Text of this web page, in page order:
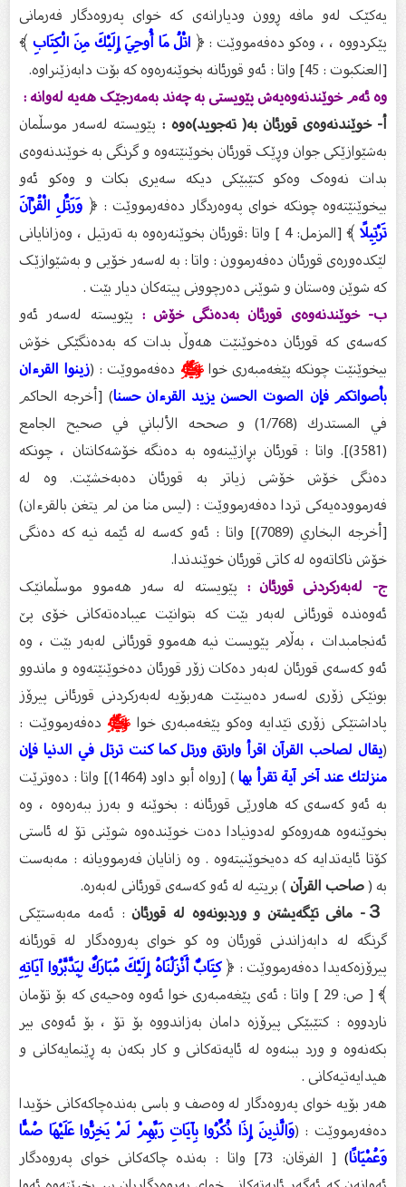
یەکێک لەو مافە ڕوون ودیارانەی کە خوای پەروەدگار فەرمانی
پێکردووە ، ، وەکو دەفەمووێت : ﴿ اتْلُ مَا أُوحِيَ إِلَيْكَ مِنَ الْكِتَابِ﴾
[العنكبوت : 45] واتا : ئەو قورئانە بخوێنەرەوە کە بۆت دابەزێنراوە.
وە ئەم خوێندنەوەیەش پێویستی بە چەند بەمەرجێک هەیە لەوانە :
‌أ- خوێندنەوەی قورئان بە( تەجوید)ەوە :پێویستە لەسەر موسڵمان
بەشێوازێکی جوان وڕێک قورئان بخوێنێتەوە و گرنگی بە خوێندنەوەی
بدات نەوەک وەکو کتێبێکی دیکە سەیری بکات و وەکو ئەو
بیخوێنێتەوە چونکە خوای پەوەردگار دەفەرمووێت : ﴿وَرَتِّلِ الْقُرْآنَ
تَرْتِيلًا
﴾ [المزمل: 4 ] واتا :قورئان بخوێنەرەوە بە تەرتیل ، وەزانایانی
لێکدەورەی قورئان دەفەرموون : واتا : بە لەسەر خۆیی و بەشێوازێک
کە شوێن وەستان و شوێنی دەرچوونی پیتەکان دیار بێت .
‌ب- خوێندنەوەی قورئان بەدەنگی خۆش :پێویستە لەسەر ئەو
کەسەی کە قورئان دەخوێنێت هەوڵ بدات کە بەدەنگێکی خۆش
بیخوێنێت چونکە پێغەمبەری خواﷺدەفەمووێت : ( زینوا القرءان
بأصواتكم فإن الصوت الحسن يزيد القرءان حسنا) [أخرجه الحاكم
في المستدرك (1/768) و صححه الألباني في صحيح الجامع
(3581)]. واتا : قورئان بڕازێینەوە بە دەنگە خۆشەکانتان ، چونکە
دەنگی خۆش خۆشی زیاتر بە قورئان دەبەخشێت. وە لە
فەرموودەیەکی تردا دەفەرمووێت : (لیس منا من لم یتغن بالقرءان)
[أخرجه البخاري (7089)] واتا : ئەو کەسە لە ئێمە نیە کە دەنگی
خۆش ناکاتەوە لە کاتی قورئان خوێندندا.
‌ج- لەبەرکردنی قورئان :پێویستە لە سەر هەموو موسڵمانێک
ئەوەندە قورئانی لەبەر بێت کە بتوانێت عیبادەتەکانی خۆی پێ
ئەنجامبدات ، بەڵام پێویست نیە هەموو قورئانی لەبەر بێت ، وە
ئەو کەسەی قورئان لەبەر دەکات زۆر قورئان دەخوێنێتەوە و ماندوو
بونێکی زۆری لەسەر دەبینێت هەربۆیە لەبەرکردنی قورئانی پیرۆز
پاداشتێکی زۆری تێدایە وەکو پێغەمبەری خواﷺدەفەرمووێت :
يقال لصاحب القرآن اقرأ وارتق ورتل كما كنت ترتل في الدنيا فإن
منزلتك عند آخر آية تقرأ بها
) [رواه أبو داود (1464)] واتا : دەوترێت
بە ئەو کەسەی کە هاورێی قورئانە : بخوێنە و بەرز ببەرەوە ، وە
بخوێنەوە هەروەکو لەدونیادا دەت خوێندەوە شوێنی تۆ لە ئاستی
کۆتا ئایەتدایە کە دەیخوێنیتەوە . وە زانایان فەرموویانە : مەبەست
بە (صاحب القرآن) بريتيە لە ئەو کەسەی قورئانی لەبەرە.
３- مافی تێگەیشتن و وردبونەوە لە قورئان
: ئەمە مەبەستێکی
گرنگە لە دابەزاندنی قورئان وە کو خوای پەروەدگار لە قورئانە
پیرۆزەکەیدا دەفەرمووێت : ﴿ كِتَابٌ أَنْزَلْنَاهُ إِلَيْكَ مُبَارَكٌ لِيَدَّبَّرُوا آيَاتِهِ
﴾ [ ص: 29 ] واتا : ئەی پێغەمبەری خوا ئەوە وەحیەی کە بۆ تۆمان
ناردووە : کتێبێکی پیرۆزە دامان بەزاندووە بۆ تۆ ، بۆ ئەوەی بیر
بکەنەوە و ورد ببنەوە لە ئایەتەکانی و کار بکەن بە ڕێنمایەکانی و
هیدایەتیەکانی .
هەر بۆیە خوای پەروەدگار لە وەصف و باسی بەندەچاکەکانی خۆیدا
دەفەرمووێت : ( وَالَّذِينَ إِذَا ذُكِّرُوا بِآيَاتِ رَبِّهِمْ لَمْ يَخِرُّوا عَلَيْهَا صُمًّا
وَعُمْيَانًا)
[ الفرقان: 73] واتا : بەندە چاکەکانی خوای پەروەدگار